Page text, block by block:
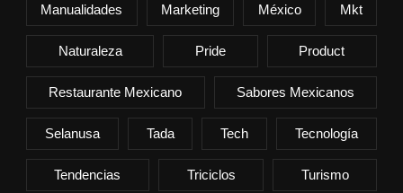
Manualidades Marketing México Mkt
Naturaleza Pride Product
Restaurante Mexicano Sabores Mexicanos
Selanusa Tada Tech Tecnología
Tendencias Triciclos Turismo